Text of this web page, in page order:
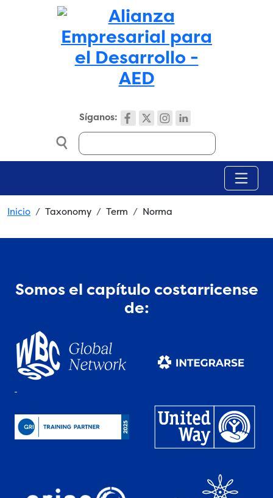
Skip to main content
Síganos:
Search
Breadcrumb
Inicio Taxonomy Term Norma
Somos el capítulo costarricense
de: